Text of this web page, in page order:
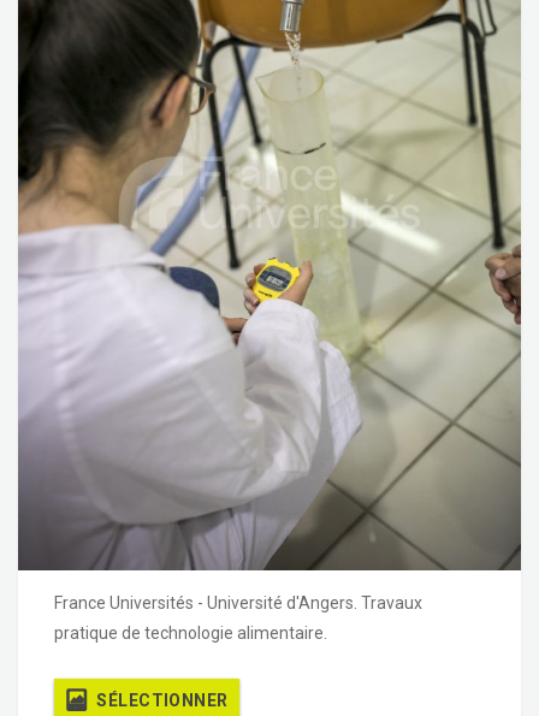
France Universités - Université d'Angers. Travaux
pratique de technologie alimentaire.
SÉLECTIONNER